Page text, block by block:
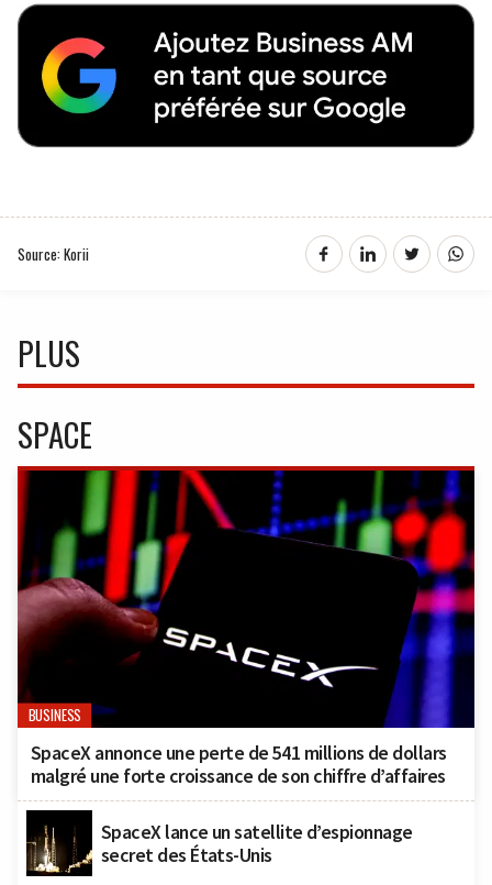
Source: Korii
PLUS
SPACE
BUSINESS
SpaceX annonce une perte de 541 millions de dollars
malgré une forte croissance de son chiffre d’affaires
SpaceX lance un satellite d’espionnage
secret des États-Unis